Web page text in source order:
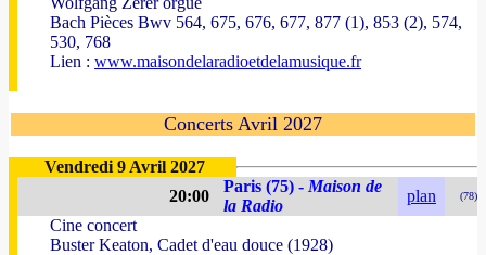
Bach Pièces Bwv 564, 675, 676, 677, 877 (1), 853 (2), 574,
530, 768
Lien : www.maisondelaradioetdelamusique.fr
Concerts Avril 2027
Vendredi 9 Avril 2027
20:00
Paris (75) - Maison de
la Radio
plan (78)
Cine concert
Buster Keaton, Cadet d'eau douce (1928)